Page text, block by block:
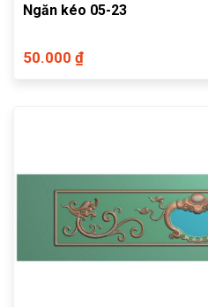
Ngăn kéo 05-23
50.000 ₫